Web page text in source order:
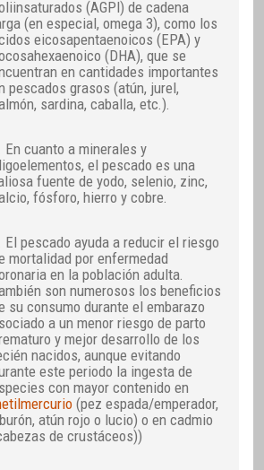
(AGPI) de cadena
(en especial, omega 3), como los
eicosapentaenoicos (EPA) y
(DHA), que se
en cantidades importantes
pescados grasos (atún, jurel,
sardina, caballa, etc.).
En cuanto a minerales y
el pescado es una
fuente de yodo, selenio, zinc,
fósforo, hierro y cobre.
El pescado ayuda a reducir el riesgo
mortalidad por enfermedad
en la población adulta.
son numerosos los beneficios
su consumo durante el embarazo
a un menor riesgo de parto
y mejor desarrollo de los
nacidos, aunque evitando
este periodo la ingesta de
con mayor contenido en
(pez espada/emperador,
atún rojo o lucio) o en cadmio
de crustáceos))